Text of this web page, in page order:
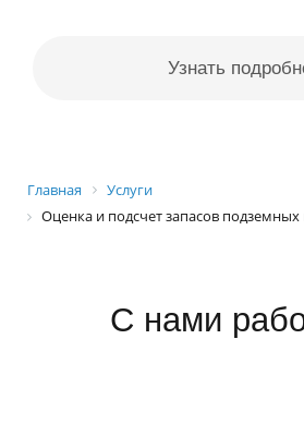
Узнать
Главная
Услуги
Оценка и подсчет запасов
С нами